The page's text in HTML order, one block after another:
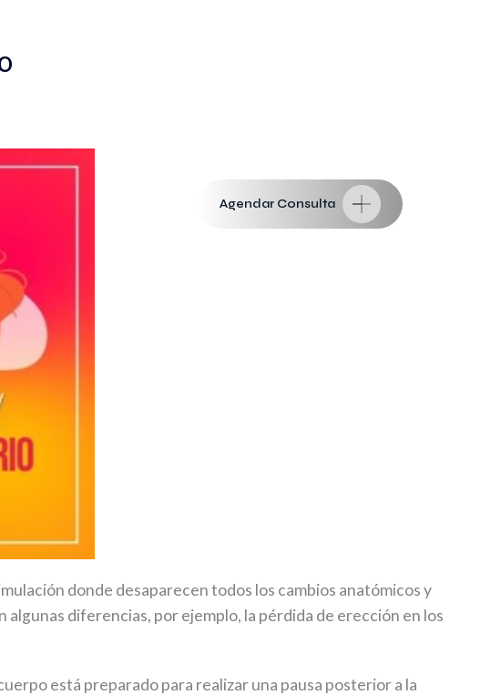
Agendar Consulta
donde desaparecen todos los cambios anatómicos y
diferencias, por ejemplo, la pérdida de erección en los
está preparado para realizar una pausa posterior a la